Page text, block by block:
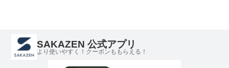
SAKAZEN 公式アプリ
より使いやすく！クーポンももらえる！